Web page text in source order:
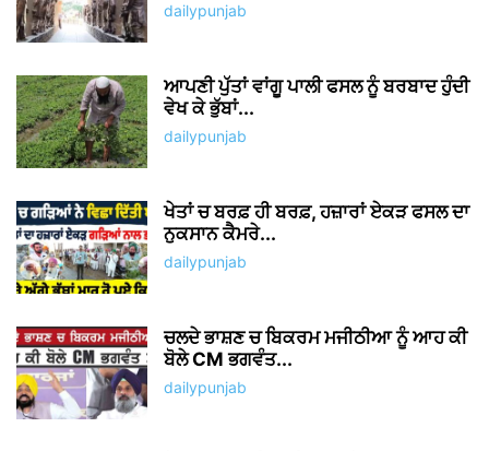
dailypunjab
ਆਪਣੀ ਪੁੱਤਾਂ ਵਾਂਗੂ ਪਾਲੀ ਫਸਲ ਨੂੰ ਬਰਬਾਦ ਹੁੰਦੀ
ਵੇਖ ਕੇ ਭੁੱਬਾਂ...
dailypunjab
ਖੇਤਾਂ ਚ ਬਰਫ਼ ਹੀ ਬਰਫ਼, ਹਜ਼ਾਰਾਂ ਏਕੜ ਫਸਲ ਦਾ
ਨੁਕਸਾਨ ਕੈਮਰੇ...
dailypunjab
ਚਲਦੇ ਭਾਸ਼ਣ ਚ ਬਿਕਰਮ ਮਜੀਠੀਆ ਨੂੰ ਆਹ ਕੀ
ਬੋਲੇ CM ਭਗਵੰਤ...
dailypunjab